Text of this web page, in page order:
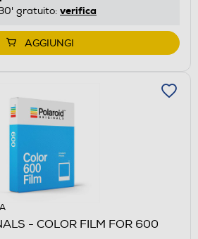
gratuito: verifica
AGGIUNGI
- COLOR FILM FOR 600